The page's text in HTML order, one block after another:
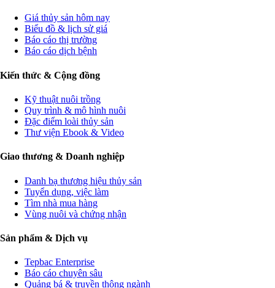
Giá thủy sản hôm nay
Biểu đồ & lịch sử giá
Báo cáo thị trường
Báo cáo dịch bệnh
Kiến thức & Cộng đồng
Kỹ thuật nuôi trồng
Quy trình & mô hình nuôi
Đặc điểm loài thủy sản
Thư viện Ebook & Video
Giao thương & Doanh nghiệp
Danh bạ thương hiệu thủy sản
Tuyển dụng, việc làm
Tìm nhà mua hàng
Vùng nuôi và chứng nhận
Sản phẩm & Dịch vụ
Tepbac Enterprise
Báo cáo chuyên sâu
Quảng bá & truyền thông ngành